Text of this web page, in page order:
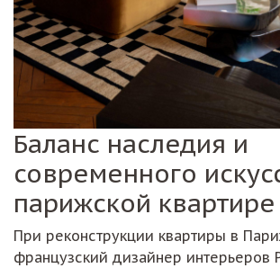
Баланс наследия и
современного
парижской квартире
При реконструкции квартиры в
французский дизайнер интерьеров